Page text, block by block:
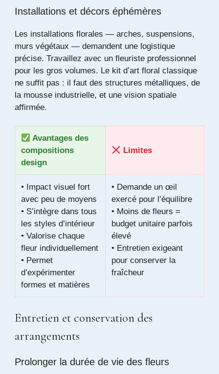
Installations et décors éphémères
Les installations florales — arches, suspensions,
murs végétaux — demandent une logistique
précise. Travaillez avec un fleuriste professionnel
pour les gros volumes. Le kit d’art floral classique
ne suffit pas : il faut des structures métalliques, de
la mousse industrielle, et une vision spatiale
affirmée.
Avantages des
compositions
design
Limites
• Impact visuel fort
avec peu de moyens
• S’intègre dans tous
les styles d’intérieur
• Valorise chaque
fleur individuellement
• Permet
d’expérimenter
formes et matières
• Demande un œil
exercé pour l’équilibre
• Moins de fleurs =
budget unitaire parfois
élevé
• Entretien exigeant
pour conserver la
fraîcheur
Entretien et conservation des
arrangements
Prolonger la durée de vie des fleurs